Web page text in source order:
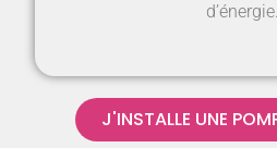
d’énergie.
J'INSTALLE UNE